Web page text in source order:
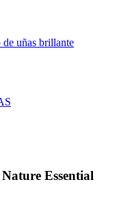
Essential